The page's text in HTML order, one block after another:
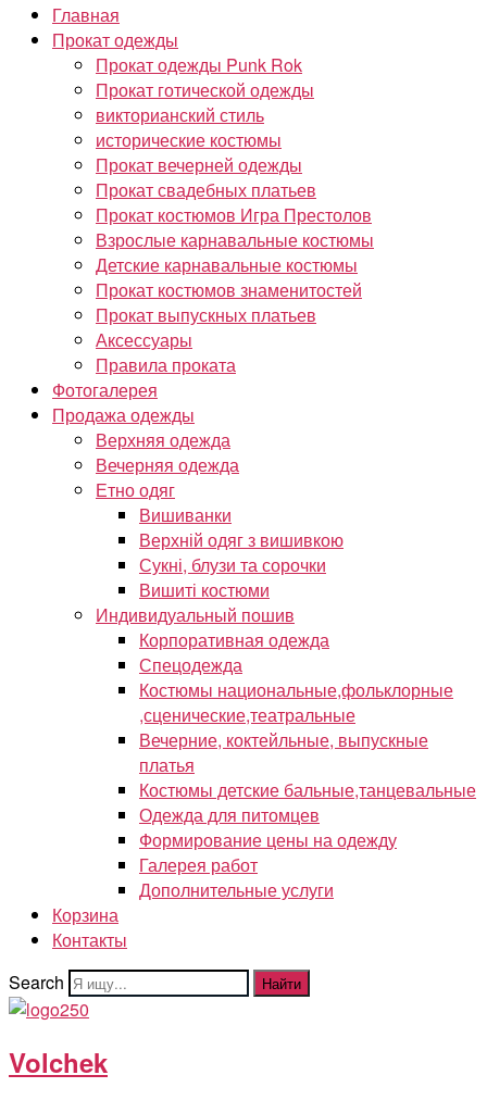
Главная
Прокат одежды
Прокат одежды Punk Rok
Прокат готической одежды
викторианский стиль
исторические костюмы
Прокат вечерней одежды
Прокат свадебных платьев
Прокат костюмов Игра Престолов
Взрослые карнавальные костюмы
Детские карнавальные костюмы
Прокат костюмов знаменитостей
Прокат выпускных платьев
Аксессуары
Правила проката
Фотогалерея
Продажа одежды
Верхняя одежда
Вечерняя одежда
Етно одяг
Вишиванки
Верхній одяг з вишивкою
Сукні, блузи та сорочки
Вишиті костюми
Индивидуальный пошив
Корпоративная одежда
Спецодежда
Костюмы национальные,фольклорные
,сценические,театральные
Вечерние, коктейльные, выпускные
платья
Костюмы детские бальные,танцевальные
Одежда для питомцев
Формирование цены на одежду
Галерея работ
Дополнительные услуги
Корзина
Контакты
Search
Найти
Volchek